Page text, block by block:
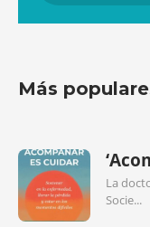
Más
La
Socie...